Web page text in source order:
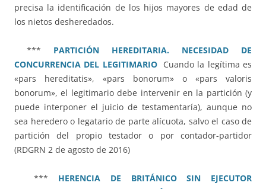
precisa la identificación de los hijos mayores de edad de
los nietos desheredados.
*** PARTICIÓN HEREDITARIA. NECESIDAD DE
CONCURRENCIA DEL LEGITIMARIO Cuando la legítima es
«pars hereditatis», «pars bonorum» o «pars valoris
bonorum», el legitimario debe intervenir en la partición (y
puede interponer el juicio de testamentaría), aunque no
sea heredero o legatario de parte alícuota, salvo el caso de
partición del propio testador o por contador-partidor
(RDGRN 2 de agosto de 2016)
*** HERENCIA DE BRITÁNICO SIN EJECUTOR